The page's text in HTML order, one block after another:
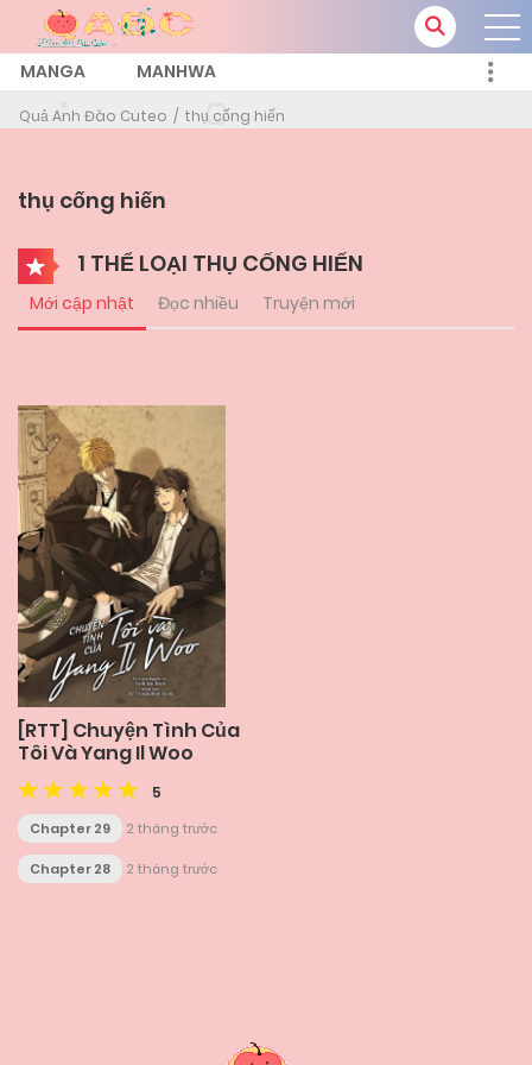
MANGA MANHWA
Quả Anh Đào Cuteo thụ cống hiến
thụ cống hiến
1 THỂ LOẠI THỤ CỐNG HIẾN
Mới cập nhật Đọc nhiều Truyện mới
[RTT] Chuyện Tình Của
Tôi Và Yang Il Woo
5
Chapter 29 2 tháng trước
Chapter 28 2 tháng trước